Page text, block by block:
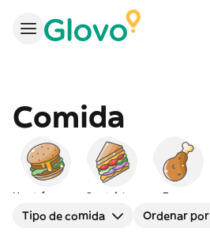
Comida
Sanduíches Frango
Tipo de comida Ordenar por